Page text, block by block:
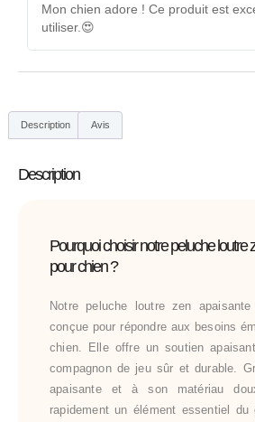
Mon chien adore ! Ce produit est
utiliser.😍
Description Avis
Description
Pourquoi choisir notre peluche loutre
pour chien ?
Notre peluche loutre zen
conçue pour répondre aux besoins
chien. Elle offre un soutien
compagnon de jeu sûr et durable.
apaisante et à son matériau
rapidement un élément essentiel du